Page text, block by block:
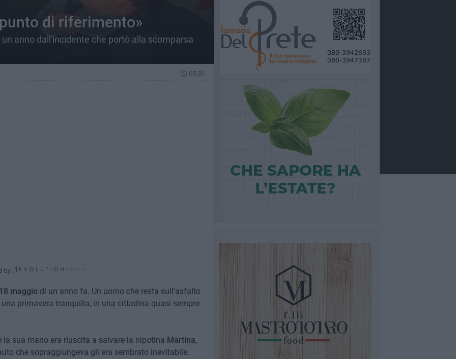
di riferimento»
anno dall'incidente che portò alla scomparsa
05.30
by
maggio di un anno fa. Un uomo che resta sull'asfalto
primavera tranquilla, in una cittadina quasi sempre
la sua mano era riuscita a salvare la nipotina Martina,
che sopraggiungeva gli era sembrato inevitabile.